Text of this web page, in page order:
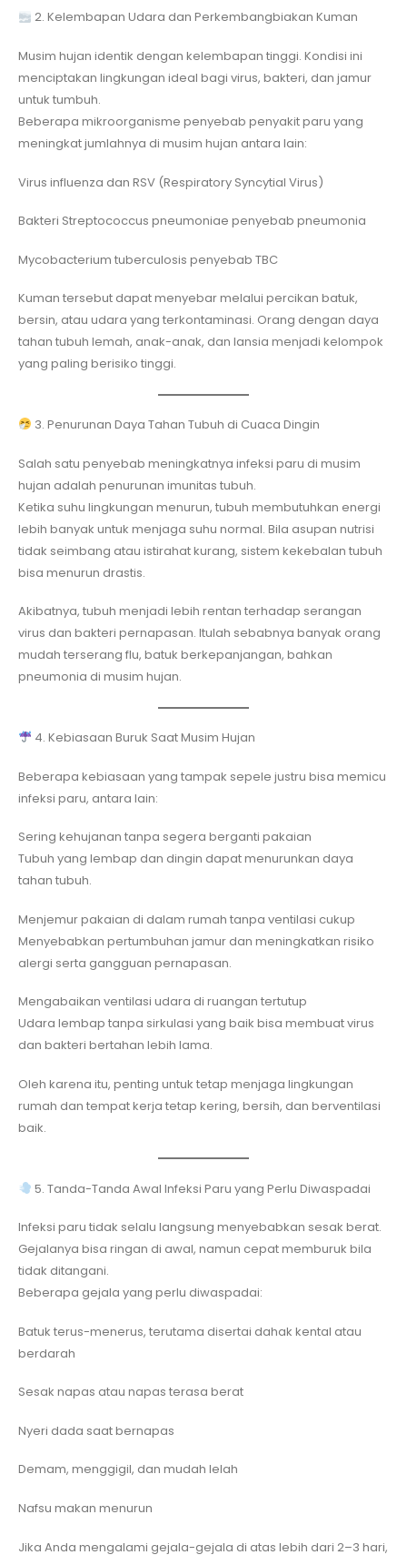
2. Kelembapan Udara dan Perkembangbiakan Kuman
Musim hujan identik dengan kelembapan tinggi. Kondisi ini
menciptakan lingkungan ideal bagi virus, bakteri, dan jamur
untuk tumbuh.
Beberapa mikroorganisme penyebab penyakit paru yang
meningkat jumlahnya di musim hujan antara lain:
Virus influenza dan RSV (Respiratory Syncytial Virus)
Bakteri Streptococcus pneumoniae penyebab pneumonia
Mycobacterium tuberculosis penyebab TBC
Kuman tersebut dapat menyebar melalui percikan batuk,
bersin, atau udara yang terkontaminasi. Orang dengan daya
tahan tubuh lemah, anak-anak, dan lansia menjadi kelompok
yang paling berisiko tinggi.
3. Penurunan Daya Tahan Tubuh di Cuaca Dingin
Salah satu penyebab meningkatnya infeksi paru di musim
hujan adalah penurunan imunitas tubuh.
Ketika suhu lingkungan menurun, tubuh membutuhkan energi
lebih banyak untuk menjaga suhu normal. Bila asupan nutrisi
tidak seimbang atau istirahat kurang, sistem kekebalan tubuh
bisa menurun drastis.
Akibatnya, tubuh menjadi lebih rentan terhadap serangan
virus dan bakteri pernapasan. Itulah sebabnya banyak orang
mudah terserang flu, batuk berkepanjangan, bahkan
pneumonia di musim hujan.
4. Kebiasaan Buruk Saat Musim Hujan
Beberapa kebiasaan yang tampak sepele justru bisa memicu
infeksi paru, antara lain:
Sering kehujanan tanpa segera berganti pakaian
Tubuh yang lembap dan dingin dapat menurunkan daya
tahan tubuh.
Menjemur pakaian di dalam rumah tanpa ventilasi cukup
Menyebabkan pertumbuhan jamur dan meningkatkan risiko
alergi serta gangguan pernapasan.
Mengabaikan ventilasi udara di ruangan tertutup
Udara lembap tanpa sirkulasi yang baik bisa membuat virus
dan bakteri bertahan lebih lama.
Oleh karena itu, penting untuk tetap menjaga lingkungan
rumah dan tempat kerja tetap kering, bersih, dan berventilasi
baik.
5. Tanda-Tanda Awal Infeksi Paru yang Perlu Diwaspadai
Infeksi paru tidak selalu langsung menyebabkan sesak berat.
Gejalanya bisa ringan di awal, namun cepat memburuk bila
tidak ditangani.
Beberapa gejala yang perlu diwaspadai:
Batuk terus-menerus, terutama disertai dahak kental atau
berdarah
Sesak napas atau napas terasa berat
Nyeri dada saat bernapas
Demam, menggigil, dan mudah lelah
Nafsu makan menurun
Jika Anda mengalami gejala-gejala di atas lebih dari 2–3 hari,